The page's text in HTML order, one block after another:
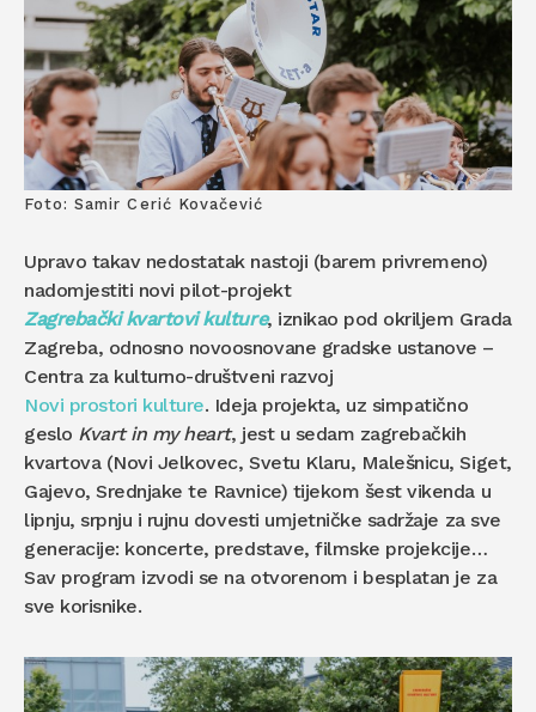
Foto: Samir Cerić Kovačević
Upravo takav nedostatak nastoji (barem privremeno)
nadomjestiti novi pilot-projekt
Zagrebački kvartovi kulture, iznikao pod okriljem Grada
Zagreba, odnosno novoosnovane gradske ustanove –
Centra za kulturno-društveni razvoj
Novi prostori kulture. Ideja projekta, uz simpatično
geslo Kvart in my heart, jest u sedam zagrebačkih
kvartova (Novi Jelkovec, Svetu Klaru, Malešnicu, Siget,
Gajevo, Srednjake te Ravnice) tijekom šest vikenda u
lipnju, srpnju i rujnu dovesti umjetničke sadržaje za sve
generacije: koncerte, predstave, filmske projekcije…
Sav program izvodi se na otvorenom i besplatan je za
sve korisnike.